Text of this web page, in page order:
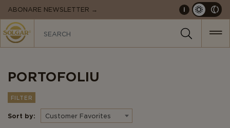
MAIN
NAVIGATION
ABONARE NEWSLETTER → i
PORTOFOLIU
FILTER
Sort by: Customer Favorites